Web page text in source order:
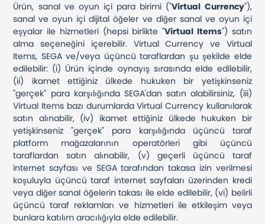
Ürün, sanal ve oyun içi para birimi ("Virtual Currency"),
sanal ve oyun içi dijital öğeler ve diğer sanal ve oyun içi
eşyalar ile hizmetleri (hepsi birlikte "Virtual Items") satın
alma seçeneğini içerebilir. Virtual Currency ve Virtual
Items, SEGA ve/veya üçüncü taraflardan şu şekilde elde
edilebilir: (i) Ürün içinde oynayış sırasında elde edilebilir,
(ii) ikamet ettiğiniz ülkede hukuken bir yetişkinseniz
"gerçek" para karşılığında SEGA'dan satın alabilirsiniz, (iii)
Virtual Items bazı durumlarda Virtual Currency kullanılarak
satın alınabilir, (iv) ikamet ettiğiniz ülkede hukuken bir
yetişkinseniz "gerçek" para karşılığında üçüncü taraf
platform mağazalarının operatörleri gibi üçüncü
taraflardan satın alınabilir, (v) geçerli üçüncü taraf
internet sayfası ve SEGA tarafından takasa izin verilmesi
koşuluyla üçüncü taraf internet sayfaları üzerinden kredi
veya diğer sanal öğelerin takası ile elde edilebilir, (vi) belirli
üçüncü taraf reklamları ve hizmetleri ile etkileşim veya
bunlara katılım aracılığıyla elde edilebilir.